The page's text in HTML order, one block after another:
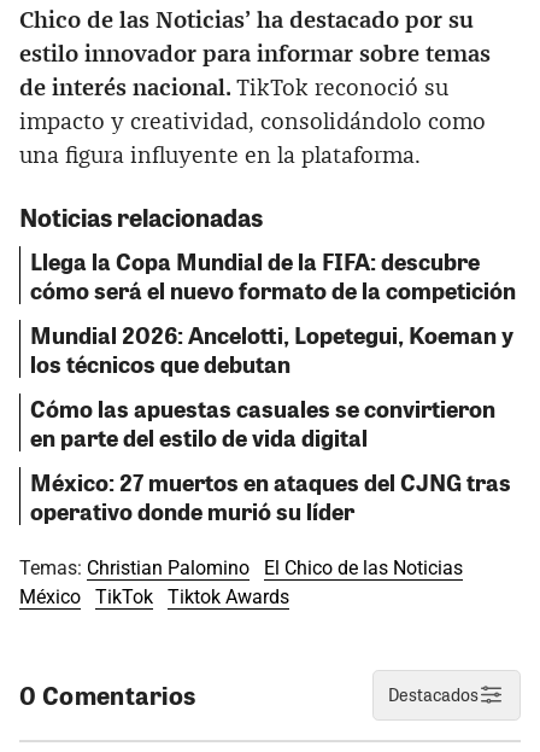
Chico de las Noticias’ ha destacado por su
estilo innovador para informar sobre temas
de interés nacional. TikTok reconoció su
impacto y creatividad, consolidándolo como
una figura influyente en la plataforma.
Noticias relacionadas
Llega la Copa Mundial de la FIFA: descubre
cómo será el nuevo formato de la competición
Mundial 2026: Ancelotti, Lopetegui, Koeman y
los técnicos que debutan
Cómo las apuestas casuales se convirtieron
en parte del estilo de vida digital
México: 27 muertos en ataques del CJNG tras
operativo donde murió su líder
Temas: Christian Palomino
El Chico de las Noticias
México
TikTok Tiktok Awards
0 Comentarios Destacados